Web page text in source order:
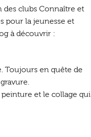
des clubs Connaître et
pour la jeunesse et
à découvrir :
Toujours en quête de
et le collage qui